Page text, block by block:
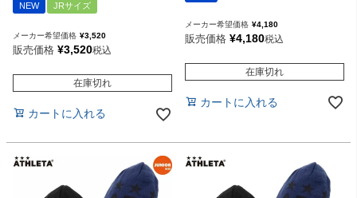
NEW JRサイズ
メーカー希望価格 ¥3,520
販売価格 ¥3,520税込
在庫切れ
カートに入れる
メーカー希望価格 ¥4,180
販売価格 ¥4,180税込
在庫切れ
カートに入れる